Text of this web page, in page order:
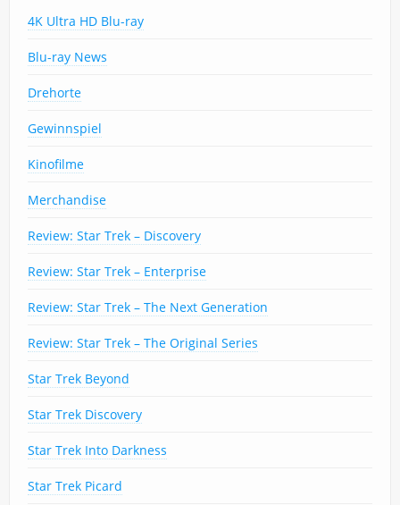
4K Ultra HD Blu-ray
Blu-ray News
Drehorte
Gewinnspiel
Kinofilme
Merchandise
Review: Star Trek – Discovery
Review: Star Trek – Enterprise
Review: Star Trek – The Next Generation
Review: Star Trek – The Original Series
Star Trek Beyond
Star Trek Discovery
Star Trek Into Darkness
Star Trek Picard